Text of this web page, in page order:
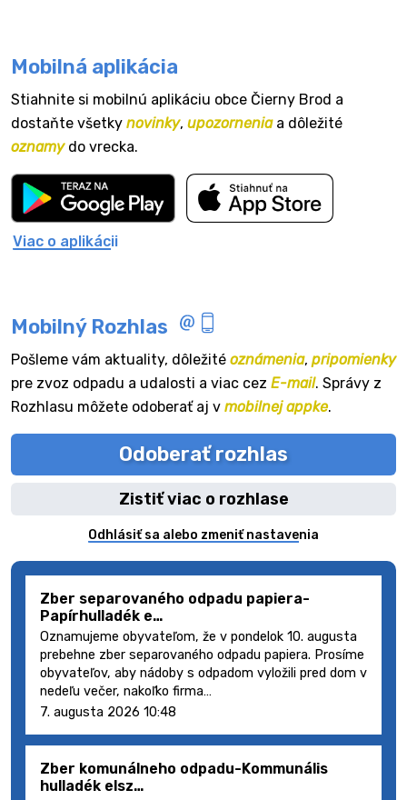
Mobilná aplikácia
Stiahnite si mobilnú aplikáciu obce Čierny Brod a
dostaňte všetky novinky, upozorneniaa dôležité
oznamydo vrecka.
Viac o aplikácii
Mobilný Rozhlas
Pošleme vám aktuality, dôležité oznámenia, pripomienky
pre zvoz odpadu a udalosti a viac cez E-mail. Správy z
Rozhlasu môžete odoberať aj v mobilnej appke.
Odoberať rozhlas
Zistiť viac o rozhlase
Odhlásiť sa alebo zmeniť nastavenia
Zber separovaného odpadu papiera-
Papírhulladék e…
Oznamujeme obyvateľom, že v pondelok 10. augusta
prebehne zber separovaného odpadu papiera. Prosíme
obyvateľov, aby nádoby s odpadom vyložili pred dom v
nedeľu večer, nakoľko firma…
7. augusta 2026 10:48
Zber komunálneho odpadu-Kommunális
hulladék elsz…